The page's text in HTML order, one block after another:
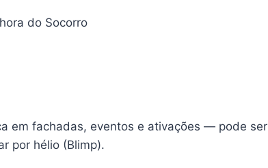
do Socorro
em fachadas, eventos e ativações — pode ser
por hélio (Blimp).